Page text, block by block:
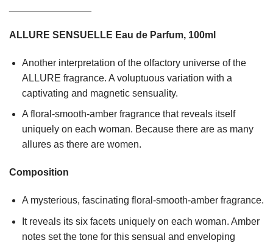
ALLURE SENSUELLE Eau de Parfum, 100ml
Another interpretation of the olfactory universe of the
ALLURE fragrance. A voluptuous variation with a
captivating and magnetic sensuality.
A floral-smooth-amber fragrance that reveals itself
uniquely on each woman. Because there are as many
allures as there are women.
Composition
A mysterious, fascinating floral-smooth-amber fragrance.
It reveals its six facets uniquely on each woman. Amber
notes set the tone for this sensual and enveloping